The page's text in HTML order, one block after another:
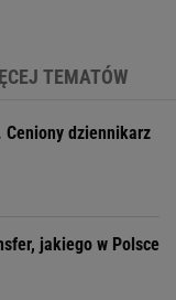
TEMATÓW
Ceniony dziennikarz
jakiego w Polsce